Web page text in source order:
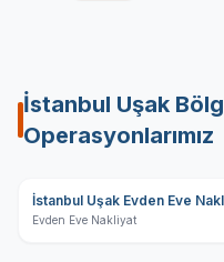
İstanbul Uşak
Operasyonlarımız
İstanbul Uşak Evden Eve
Evden Eve Nakliyat